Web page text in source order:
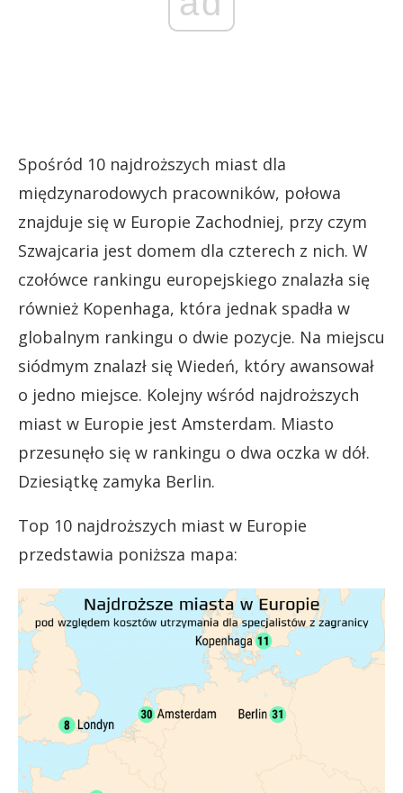
Spośród 10 najdroższych miast dla
międzynarodowych pracowników, połowa
znajduje się w Europie Zachodniej, przy czym
Szwajcaria jest domem dla czterech z nich. W
czołówce rankingu europejskiego znalazła się
również Kopenhaga, która jednak spadła w
globalnym rankingu o dwie pozycje. Na miejscu
siódmym znalazł się Wiedeń, który awansował
o jedno miejsce. Kolejny wśród najdroższych
miast w Europie jest Amsterdam. Miasto
przesunęło się w rankingu o dwa oczka w dół.
Dziesiątkę zamyka Berlin.
Top 10 najdroższych miast w Europie
przedstawia poniższa mapa: